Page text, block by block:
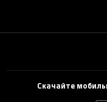
Скачайте